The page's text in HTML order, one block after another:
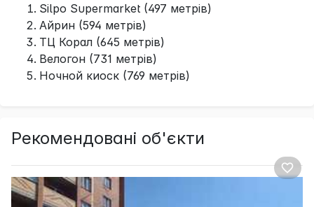
Silpo Supermarket (497 метрів)
Айрин (594 метрів)
ТЦ Корал (645 метрів)
Велогон (731 метрів)
Ночной киоск (769 метрів)
Рекомендовані об'єкти